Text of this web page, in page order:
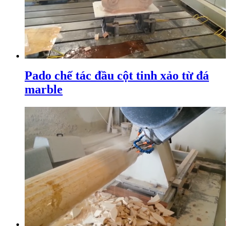
Pado chế tác đầu cột tinh xảo từ đá
marble